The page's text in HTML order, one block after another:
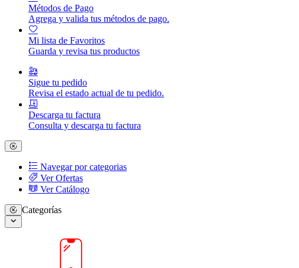
Métodos de Pago
Agrega y valida tus métodos de pago.
Mi lista de Favoritos
Guarda y revisa tus productos
Sigue tu pedido
Revisa el estado actual de tu pedido.
Descarga tu factura
Consulta y descarga tu factura
Navegar por categorias
Ver Ofertas
Ver Catálogo
Categorías